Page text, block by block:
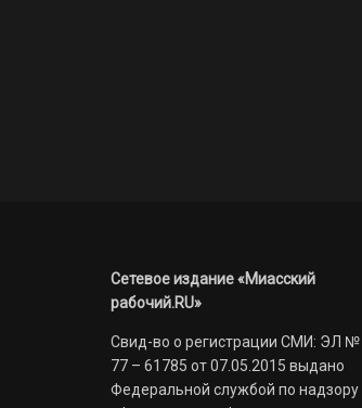
Сетевое издание «Миасский
рабочий.RU»
Свид-во о регистрации СМИ: ЭЛ
77 – 61785 от 07.05.2015 выдано
Федеральной службой по надзору